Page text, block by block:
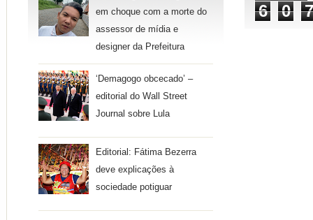
em choque com a morte do
assessor de mídia e
designer da Prefeitura
‘Demagogo obcecado’ –
editorial do Wall Street
Journal sobre Lula
Editorial: Fátima Bezerra
deve explicações à
sociedade potiguar
6 0 7